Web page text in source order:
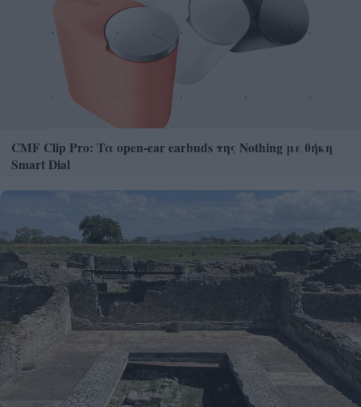
CMF Clip Pro: Τα open-ear earbuds της Nothing με θήκη
Smart Dial